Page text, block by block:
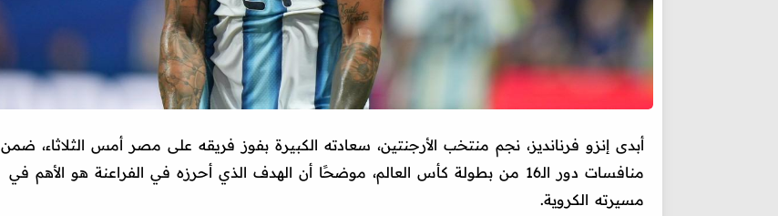
أبدى إنزو فرنانديز، نجم منتخب الأرجنتين، سعادته الكبيرة بفوز فريقه على مصر أمس الثلاثاء، ضمن
منافسات دور الـ16 من بطولة كأس العالم، موضحًا أن الهدف الذي أحرزه في الفراعنة هو الأهم في
مسيرته الكروية.